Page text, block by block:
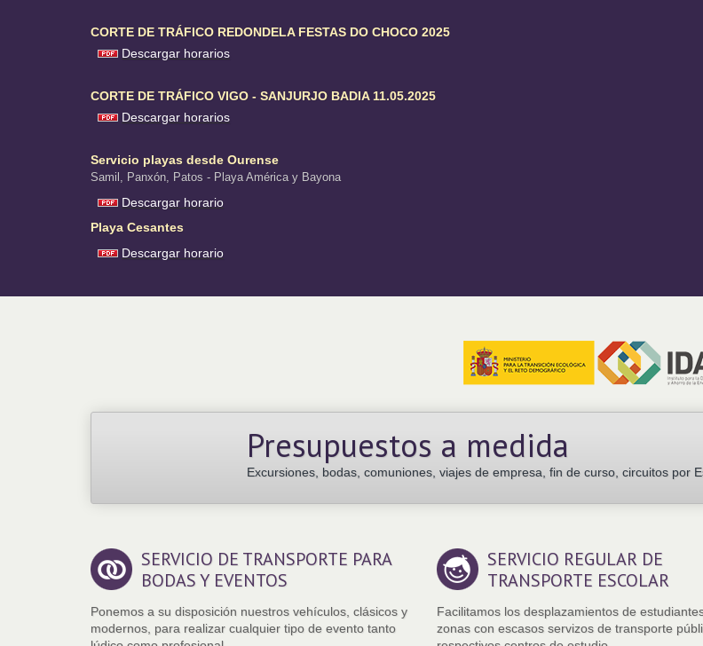
CORTE DE TRÁFICO REDONDELA FESTAS DO CHOCO 2025
Descargar horarios
CORTE DE TRÁFICO VIGO - SANJURJO BADIA 11.05.2025
Descargar horarios
Servicio playas desde Ourense
Samil, Panxón, Patos - Playa América y Bayona
Descargar horario
Playa Cesantes
Descargar horario
Presupuestos a medida
Excursiones, bodas, comuniones, viajes de empresa, fin de curso, circuitos por
SERVICIO DE TRANSPORTE PARA
BODAS Y EVENTOS
Ponemos a su disposición nuestros vehículos, clásicos y
modernos, para realizar cualquier tipo de evento tanto
SERVICIO REGULAR DE
TRANSPORTE ESCOLAR
Facilitamos los desplazamientos de
zonas con escasos servizos de transporte